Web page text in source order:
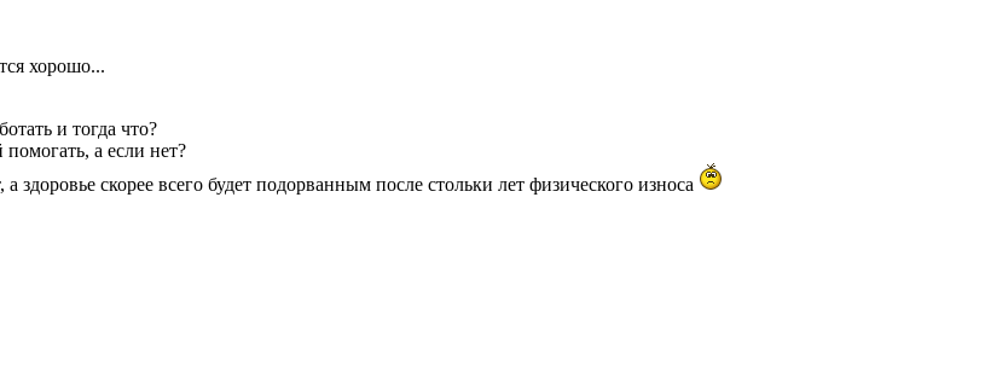
хорошо...
и тогда что?
а если нет?
скорее всего будет подорванным после стольки лет физического износа